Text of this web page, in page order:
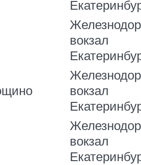
вокзал
вокзал
вокзал